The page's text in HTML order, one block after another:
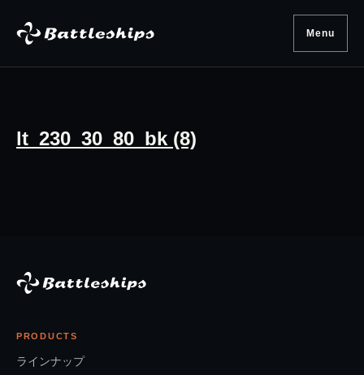
Menu
lt_230_30_80_bk (8)
PRODUCTS
ラインナップ